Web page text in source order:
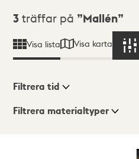
Sökresultat
3 träffar på Mallén
Visa lista Visa karta
Visningsläge
Filtrera tid
Filtrera materialtyper